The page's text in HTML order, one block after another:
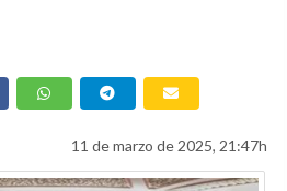
11 de marzo de 2025, 21:47h